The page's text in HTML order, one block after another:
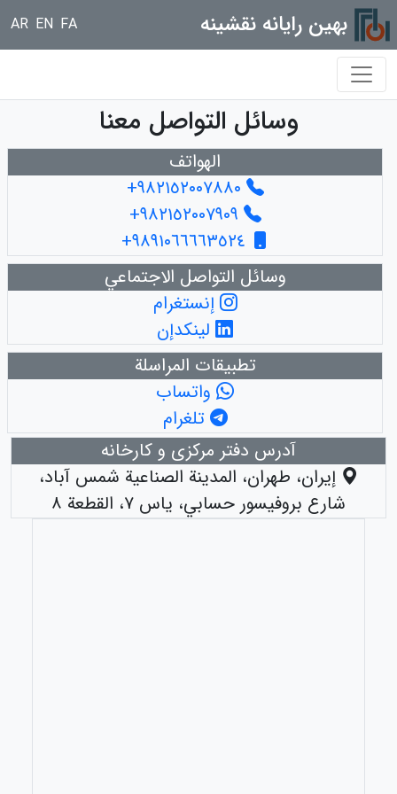
بهین رایانه نقشینه FA
EN
AR
وسائل التواصل معنا
الهواتف
وسائل التواصل الاجتماعي
إنستغرام
لينكدإن
تطبيقات المراسلة
واتساب
تلغرام
آدرس دفتر مرکزی و کارخانه
إيران، طهران، المدينة الصناعية شمس آباد،
شارع بروفيسور حسابي، ياس ٧، القطعة ٨